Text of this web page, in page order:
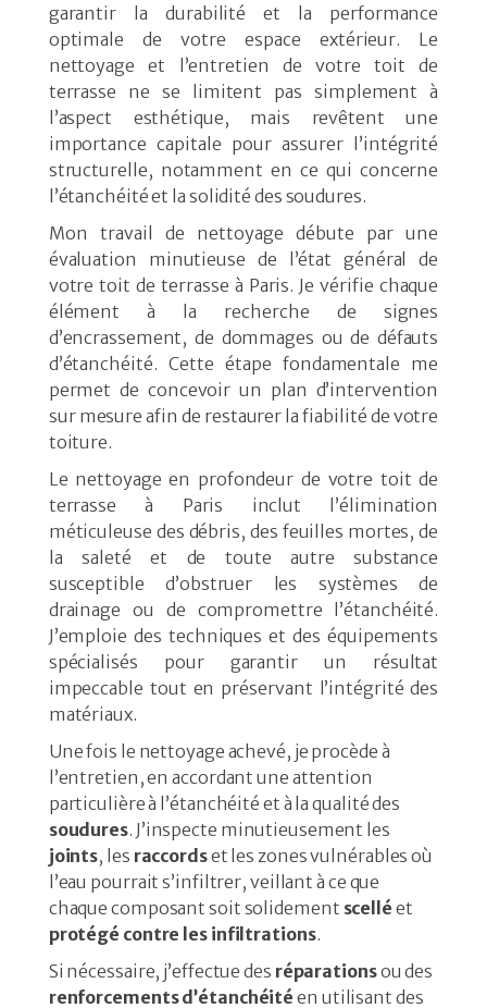
garantir la durabilité et la performance
optimale de votre espace extérieur. Le
nettoyage et l’entretien de votre toit de
terrasse ne se limitent pas simplement à
l’aspect esthétique, mais revêtent une
importance capitale pour assurer l’intégrité
structurelle, notamment en ce qui concerne
l’étanchéité et la solidité des soudures.
Mon travail de nettoyage débute par une
évaluation minutieuse de l’état général de
votre toit de terrasse à Paris. Je vérifie chaque
élément à la recherche de signes
d’encrassement, de dommages ou de défauts
d’étanchéité. Cette étape fondamentale me
permet de concevoir un plan d’intervention
sur mesure afin de restaurer la fiabilité de votre
toiture.
Le nettoyage en profondeur de votre toit de
terrasse à Paris inclut l’élimination
méticuleuse des débris, des feuilles mortes, de
la saleté et de toute autre substance
susceptible d’obstruer les systèmes de
drainage ou de compromettre l’étanchéité.
J’emploie des techniques et des équipements
spécialisés pour garantir un résultat
impeccable tout en préservant l’intégrité des
matériaux.
Une fois le nettoyage achevé, je procède à
l’entretien, en accordant une attention
particulière à l’étanchéité et à la qualité des
soudures. J’inspecte minutieusement les
joints, les raccordset les zones vulnérables où
l’eau pourrait s’infiltrer, veillant à ce que
chaque composant soit solidement scellé et
protégé contre les infiltrations.
Si nécessaire, j’effectue des réparationsou des
renforcements d’étanchéité en utilisant des